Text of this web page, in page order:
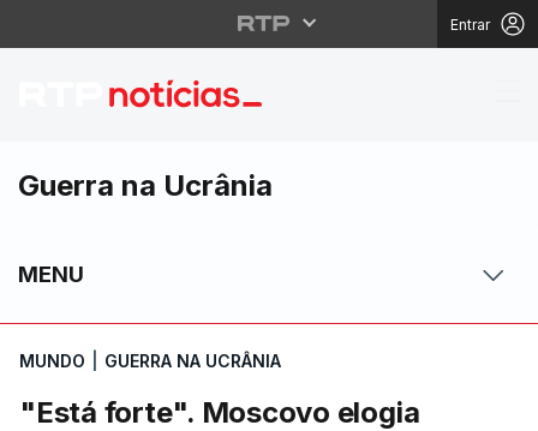
Entrar
"Está forte". Moscovo
Guerra na Ucrânia
MENU
MUNDO GUERRA NA UCRÂNIA
"Está forte". Moscovo elogia